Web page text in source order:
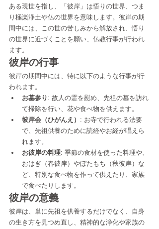
ある現世を指し、「彼岸」は悟りの世界、つま
り極楽浄土や仏の世界を意味します。彼岸の期
間中には、この世の苦しみから解放され、悟り
の世界に近づくことを願い、仏教行事が行われ
ます。
彼岸の行事
彼岸の期間中には、特に以下のような行事が行
われます。
お墓参り : 故人の霊を慰め、先祖の墓を訪れ
て掃除を行い、花や食べ物を供えます。
彼岸会（ひがんえ） : お寺で行われる法要
で、先祖供養のために読経やお経が唱えら
れます。
お彼岸の料理: 季節の食材を使った料理や、
おはぎ（春彼岸）やぼたもち（秋彼岸）な
ど、特別な食べ物を作って供えたり、家族
で食べたりします。
彼岸の意義
彼岸は、単に先祖を供養するだけでなく、自身
の生き方を見つめ直し、精神的な浄化や家族の